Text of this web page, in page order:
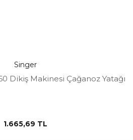
Singer
Dikiş Makinesi Çağanoz Yatağı
1.665,69 TL